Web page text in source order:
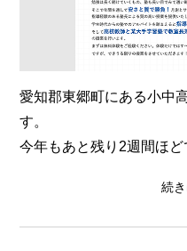
愛知郡東郷町にある小中
す。
今年もあと残り2週間ほど
続